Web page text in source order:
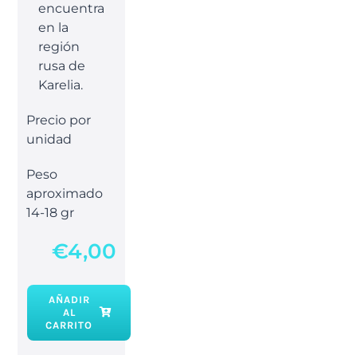
encuentra
en la
región
rusa de
Karelia.
Precio por
unidad
Peso
aproximado
14-18 gr
€4,00
Shungita
rodada
AÑADIR
AL
CARRITO